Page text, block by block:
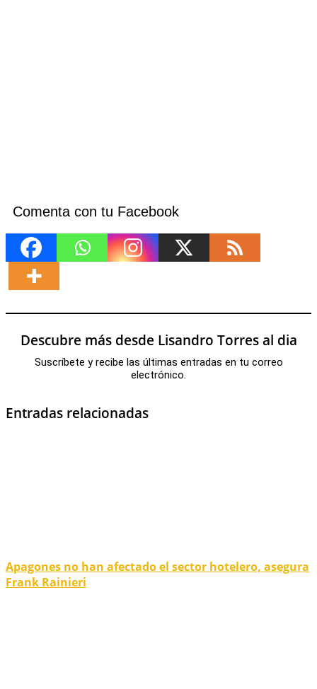
Comenta con tu Facebook
Descubre más desde Lisandro Torres al dia
Suscríbete y recibe las últimas entradas en tu correo
electrónico.
Entradas relacionadas
Apagones no han afectado el sector hotelero, asegura
Frank Rainieri